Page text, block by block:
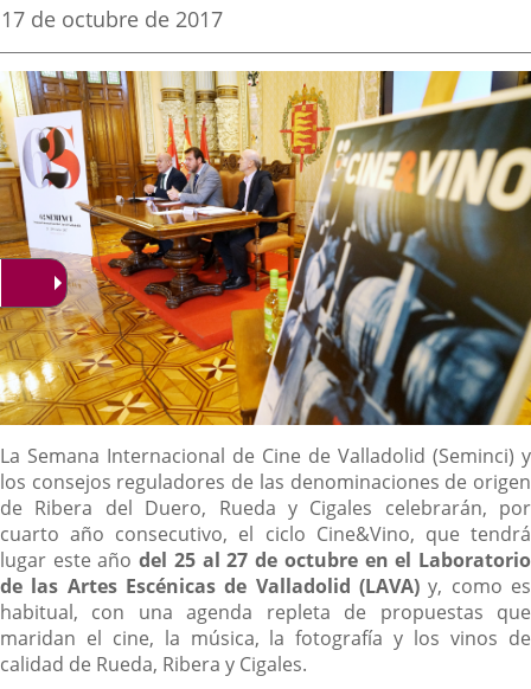
aplicación
externa.
aplicación
externa.
Fecha
la
noticia
17 de octubre de 2017
Descripción
La Semana Internacional de Cine de Valladolid (Seminci) y
los consejos reguladores de las denominaciones de origen
de Ribera del Duero, Rueda y Cigales celebrarán, por
cuarto año consecutivo, el ciclo Cine&Vino, que tendrá
lugar este añodel 25 al 27 de octubre en el Laboratorio
de las Artes Escénicas de Valladolid (LAVA) y, como es
habitual, con una agenda repleta de propuestas que
maridan el cine, la música, la fotografía y los vinos de
calidad de Rueda, Ribera y Cigales.